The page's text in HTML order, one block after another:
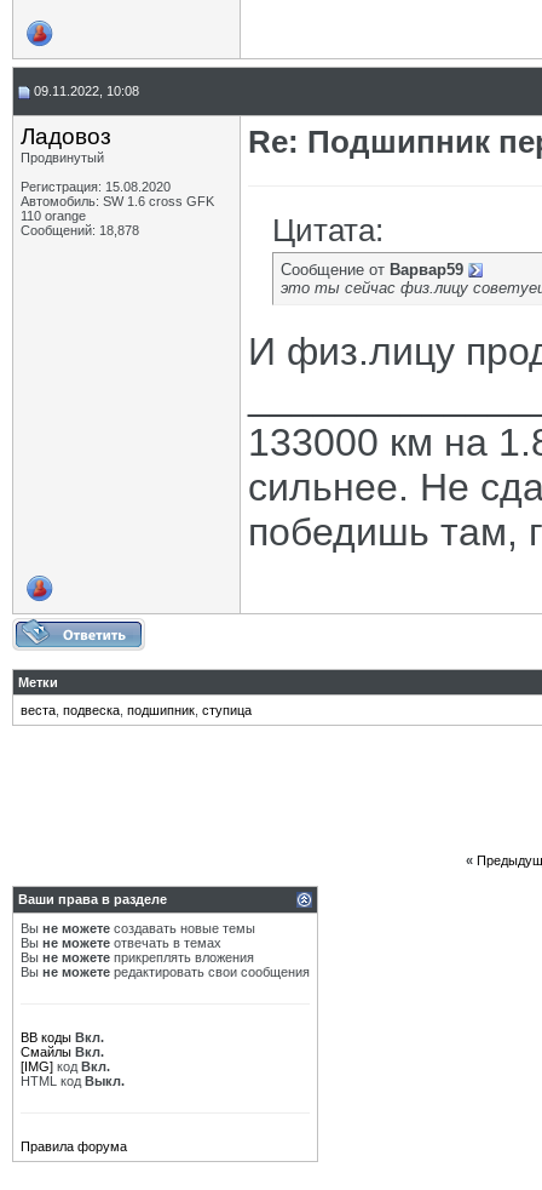
09.11.2022, 10:08
Ладовоз
Продвинутый
Регистрация: 15.08.2020
Автомобиль: SW 1.6 cross GFK
110 orange
Сообщений: 18,878
Re: Подшипник
Цитата:
Сообщение от Варвар59
это ты сейчас физ.лицу
И физ.лицу
133000 км на
сильнее. Не
победишь там,
Метки
веста подвеска подшипник ступица
«
Ваши права в разделе
Вы не можете создавать новые темы
Вы не можете отвечать в темах
Вы не можете прикреплять вложения
Вы не можете редактировать свои сообщения
BB коды Вкл.
Смайлы Вкл.
[IMG] код Вкл.
HTML код Выкл.
Правила форума